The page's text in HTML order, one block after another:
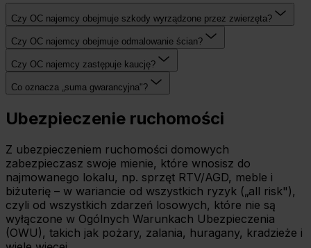
Czy OC najemcy obejmuje szkody wyrządzone przez zwierzęta?
Czy OC najemcy obejmuje odmalowanie ścian?
Czy OC najemcy zastępuje kaucję?
Co oznacza „suma gwarancyjna"?
Ubezpieczenie ruchomości
Z ubezpieczeniem ruchomości domowych
zabezpieczasz swoje mienie, które wnosisz do
najmowanego lokalu, np. sprzęt RTV/AGD, meble i
biżuterię – w wariancie od wszystkich ryzyk („all risk"),
czyli od wszystkich zdarzeń losowych, które nie są
wyłączone w Ogólnych Warunkach Ubezpieczenia
(OWU), takich jak pożary, zalania, huragany, kradzieże i